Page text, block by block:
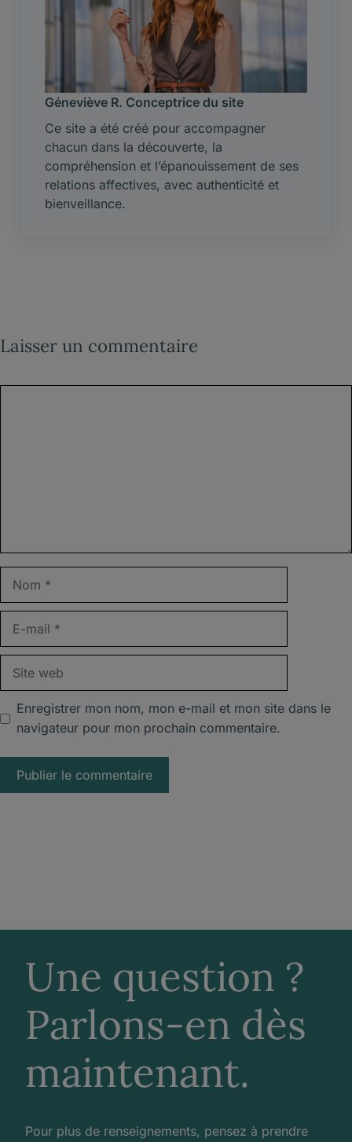
Géneviève R. Conceptrice du site
Ce site a été créé pour accompagner
chacun dans la découverte, la
compréhension et l’épanouissement de ses
relations affectives, avec authenticité et
bienveillance.
Laisser un commentaire
Enregistrer mon nom, mon e-mail et mon site dans le
navigateur pour mon prochain commentaire.
Une question ?
Parlons-en dès
maintenant.
Pour plus de renseignements, pensez à prendre